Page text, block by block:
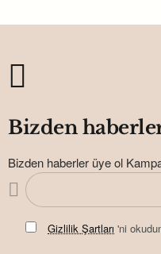
Bizden
Bizden haberler üye ol
Gizlilik Şartları 'ni